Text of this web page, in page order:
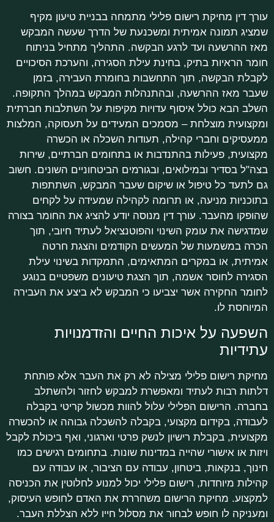
עורך דין מחיקת רישום פלילי מתמחה בבניית טיעון מקיף
שמציג תמונה אמיתית ומשכנעת של הדרך שעשה המבקש
מאז ההרשעה ועד לרגע הבקשה. התהליך מתחיל בניתוח
חומר הראיות בתיק, בחינת עילת הסגירה, והערכת הסיכויים
לקבלת הבקשה, תוך התחשבות בחומרת העבירה, בזמן
שעבר מאז ההרשעה, ובהתנהלות המבקש במהלך התקופה.
השלב הבא כולל איסוף עדויות מקיפות על השתלבות חברתית
ומקצועית מוצלחת – מסמכים המעידים על תעסוקה, המלצות
ממעסיקים וחברי קהילה, תעודות השכלה או הכשרה
מקצועית, פעילות בהתנדבות או בתחומים חברתיים, שירות
בצה"ל בסדיר ובמילואים, ובגורמים הביטחוניים השונים. חשוב
גם לתעד כל טיפול או שיקום שעבר המבקש, השתתפות
בתוכניות מניעה, או תרומה לקהילה שמעידה על לקחים
שהופקו מהעבר. עורך דין מנוסה יודע להציג את החומר בצורה
שמדגישה את עומק השינוי והפוטנציאל לעתיד חיובי, תוך
הכרה במשמעות של המעשים הקודמים והצגת חרטה
אמיתית, או במקרים המתאימים, התמקדות בשינוי עילת
הסגירה לחוסר אשמה, תוך הצגת טיעונים משפטיים בנוגע
לחומר החקירה אשר יצביעו כי המבקש לא ביצע את העבירה
המיוחסת לו.
השפעה על איכות החיים והזדמנויות
עתידיות
מחיקת רישום פלילי מצילה לא רק את העבר אלא פותחת
דלתות רבות לעתיד ומאפשרת למבקש לחזור ולהשתלב
בחברה. הרישום הפלילי עלול להוות מכשול קריטי בקבלה
לעבודה, בקידום מקצועי, בקבלה להשכלה גבוהה או להכשרה
מקצועית, בקבלת רישיון לנשק פרטי וארגוני, ואף ביכולת לקבל
ויזות או אישורי שהייה במדינות שונות. בתחומים רגישים כמו
חינוך, בנקאות, ביטחון, עבודה עם הציבור, או עבודה עם
קהילות מיוחדות, רישום פלילי יכול למנוע לחלוטין את הכניסה
למקצוע. מחיקת הרישום משחררת את האדם לחופש העיסוק,
ומעניקה לו חופש לבחור את מסלול חייו ללא הצללת העבר.